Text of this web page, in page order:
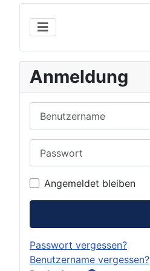
Anmeldung
Angemeldet bleiben
Passwort vergessen?
Benutzername vergessen?